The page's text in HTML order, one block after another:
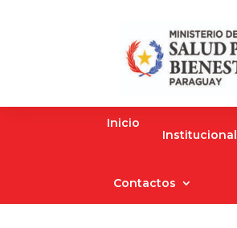
Inicio
Institucional
Contactos